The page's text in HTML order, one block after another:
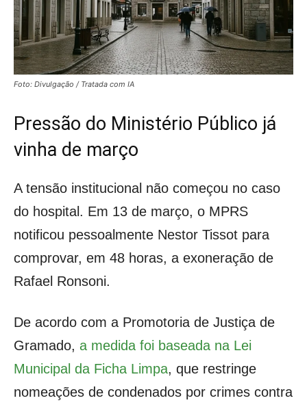
Foto: Divulgação / Tratada com IA
Pressão do Ministério Público já
vinha de março
A tensão institucional não começou no caso
do hospital. Em 13 de março, o MPRS
notificou pessoalmente Nestor Tissot para
comprovar, em 48 horas, a exoneração de
Rafael Ronsoni.
De acordo com a Promotoria de Justiça de
Gramado, a medida foi baseada na Lei
Municipal da Ficha Limpa, que restringe
nomeações de condenados por crimes contra